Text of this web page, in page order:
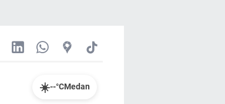
☀️--°CMedan